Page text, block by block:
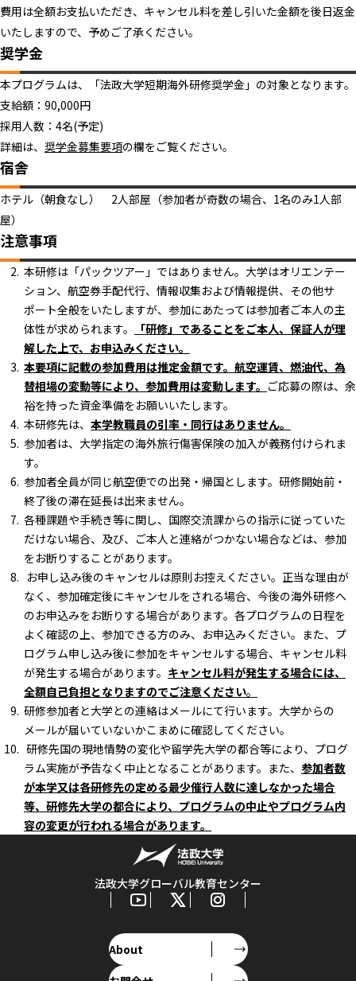
費用は全額お支払いただき、キャンセル料を差し引いた金額を後日返金
いたしますので、予めご了承ください。
奨学金
本プログラムは、「法政大学短期海外研修奨学金」の対象となります。
支給額：90,000円
採用人数：4名(予定)
詳細は、 奨学金募集要項の欄をご覧ください。
宿舎
ホテル（朝食なし） 2人部屋（参加者が奇数の場合、1名のみ1人部
屋）
注意事項
本研修は「パックツアー」ではありません。大学はオリエンテー
ション、航空券手配代行、情報収集および情報提供、その他サ
ポート全般をいたしますが、参加にあたっては参加者ご本人の主
体性が求められます。
「研修」であることをご本人、保証人が理
解した上で、お申込みください。
本要項に記載の参加費用は推定金額です。航空運賃、燃油代、為
替相場の変動等により、参加費用は変動します。 ご応募の際は、余
裕を持った資金準備をお願いいたします。
本研修先は、 本学教職員の引率・同行はありません。
参加者は、大学指定の海外旅行傷害保険の加入が義務付けられま
す。
参加者全員が同じ航空便での出発・帰国とします。研修開始前・
終了後の滞在延長は出来ません。
各種課題や手続き等に関し、国際交流課からの指示に従っていた
だけない場合、及び、ご本人と連絡がつかない場合などは、参加
をお断りすることがあります。
お申し込み後のキャンセルは原則お控えください。正当な理由が
なく、参加確定後にキャンセルをされる場合、今後の海外研修へ
のお申込みをお断りする場合があります。各プログラムの日程を
よく確認の上、参加できる方のみ、お申込みください。また、プ
ログラム申し込み後に参加をキャンセルする場合、キャンセル料
が発生する場合があります。 キャンセル料が発生する場合には、
全額自己負担となりますのでご注意ください。
研修参加者と大学との連絡はメールにて行います。大学からの
メールが届いていないかこまめに確認してください。
研修先国の現地情勢の変化や留学先大学の都合等により、プログ
ラム実施が予告なく中止となることがあります。また、 参加者数
が本学又は各研修先の定める最少催行人数に達しなかった場合
等、研修先大学の都合により、プログラムの中止やプログラム内
容の変更が行われる場合があります。
法政大学グローバル教育センター
About